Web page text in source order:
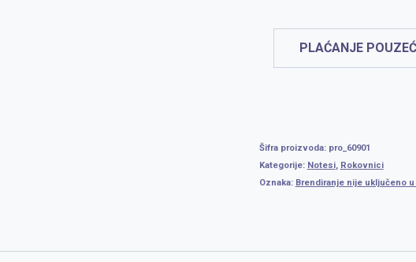
PLAĆANJE
Šifra proizvoda: pro_60901
Kategorije: Notesi, Rokovnici
Oznaka: Brendiranje nije uključeno